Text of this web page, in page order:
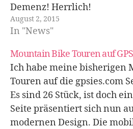
Demenz! Herrlich!
August 2, 2015
In "News"
Mountain Bike Touren auf
Ich habe meine bisherigen
Touren auf die gpsies.com
Es sind 26 Stück, ist doch
Seite präsentiert sich nun
modernen Design. Die